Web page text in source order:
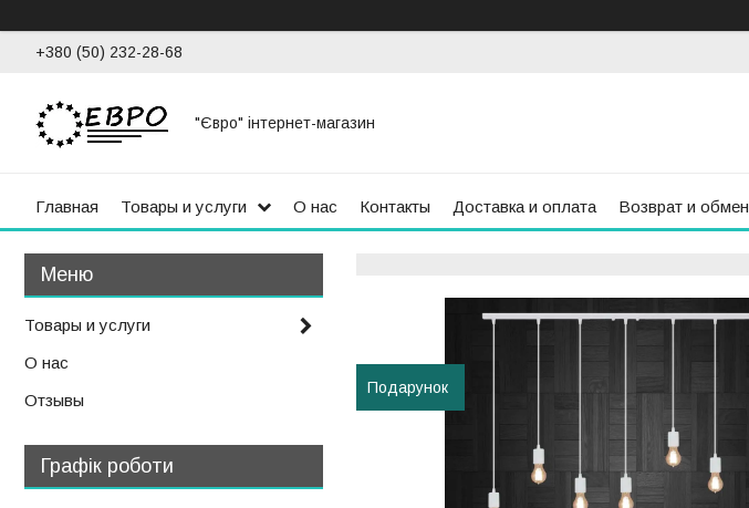
+380 (50) 232-28-68
"Євро" інтернет-магазин
Главная Товары и услуги О нас Контакты Доставка и оплата Возврат и обмен
Подарунок
Товары и услуги
О нас
Отзывы
Графік роботи